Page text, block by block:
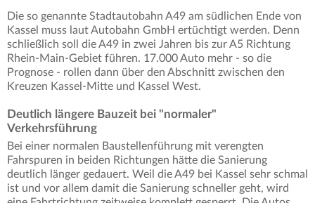
Die so genannte Stadtautobahn A49 am südlichen Ende von
Kassel muss laut Autobahn GmbH ertüchtigt werden. Denn
schließlich soll die A49 in zwei Jahren bis zur A5 Richtung
Rhein-Main-Gebiet führen. 17.000 Auto mehr - so die
Prognose - rollen dann über den Abschnitt zwischen den
Kreuzen Kassel-Mitte und Kassel West.
Deutlich längere Bauzeit bei "normaler"
Verkehrsführung
Bei einer normalen Baustellenführung mit verengten
Fahrspuren in beiden Richtungen hätte die Sanierung
deutlich länger gedauert. Weil die A49 bei Kassel sehr schmal
ist und vor allem damit die Sanierung schneller geht, wird